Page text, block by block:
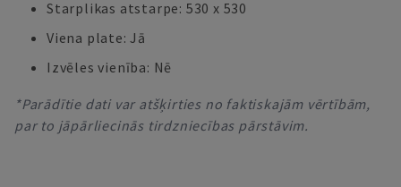
Starplikas atstarpe: 530 x 530
Viena plate: Jā
Izvēles vienība: Nē
*Parādītie dati var atšķirties no faktiskajām vērtībām,
par to jāpārliecinās tirdzniecības pārstāvim.